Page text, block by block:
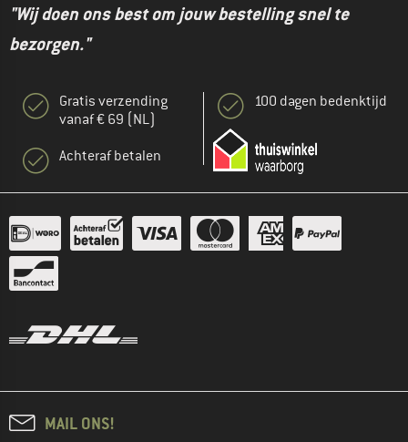
"Wij doen ons best om jouw bestelling snel te
bezorgen."
Gratis verzending
vanaf € 69 (NL)
Achteraf betalen
100 dagen bedenktijd
MAIL ONS!